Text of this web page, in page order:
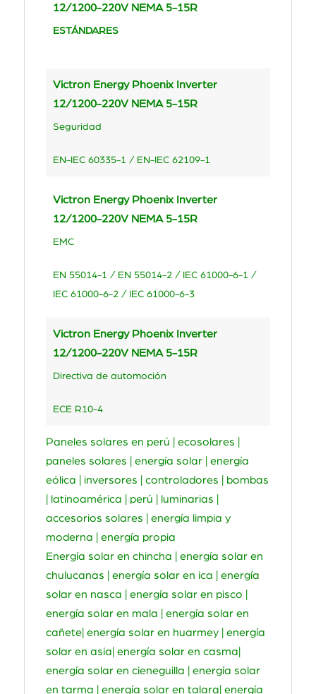
12/1200-220V NEMA 5-15R
ESTÁNDARES
Victron Energy Phoenix Inverter
12/1200-220V NEMA 5-15R
Seguridad
EN-IEC 60335-1 / EN-IEC 62109-1
Victron Energy Phoenix Inverter
12/1200-220V NEMA 5-15R
EMC
EN 55014-1 / EN 55014-2 / IEC 61000-6-1 /
IEC 61000-6-2 / IEC 61000-6-3
Victron Energy Phoenix Inverter
12/1200-220V NEMA 5-15R
Directiva de automoción
ECE R10-4
Paneles solares en perú | ecosolares |
paneles solares | energía solar | energía
eólica | inversores | controladores | bombas
| latinoamérica | perú | luminarias |
accesorios solares | energía limpia y
moderna | energía propia
Energía solar en chincha | energía solar en
chulucanas | energía solar en ica | energía
solar en nasca | energía solar en pisco |
energía solar en mala | energía solar en
cañete| energía solar en huarmey | energía
solar en asia| energía solar en casma|
energía solar en cieneguilla | energía solar
en tarma | energía solar en talara| energía